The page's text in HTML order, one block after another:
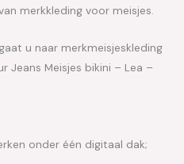
merkkleding voor meisjes.
u naar merkmeisjeskleding
Jeans Meisjes bikini – Lea –
onder één digitaal dak;